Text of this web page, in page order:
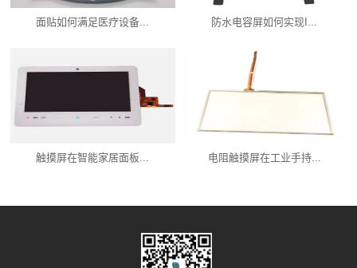
面贴如何满足医疗设备... 防水电容屏如何实现I...
触摸屏在智能家居面板... 电阻触摸屏在工业手持...
产品中心